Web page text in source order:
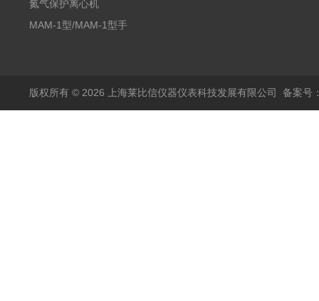
冰点渗透压仪
氮气保护离心机
MAM-1型/MAM-1型手
版权所有 © 2026 上海莱比信仪器仪表科技发展有限公司 备案号